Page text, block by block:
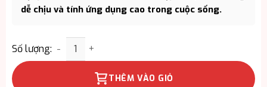
dễ chịu và tính ứng dụng cao trong cuộc sống.
Số lượng: Giftset Carolina Herrera Blush 3pcs – Vẻ Đẹp Nữ
THÊM VÀO GIỎ